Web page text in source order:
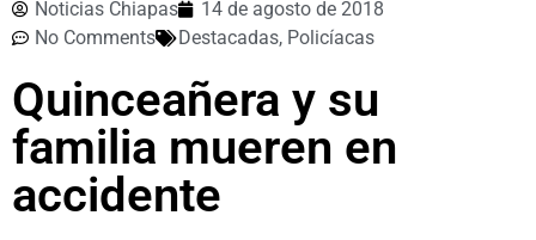
Noticias Chiapas
14 de agosto de 2018
No Comments
Destacadas, Policíacas
Quinceañera y su
familia mueren en
accidente